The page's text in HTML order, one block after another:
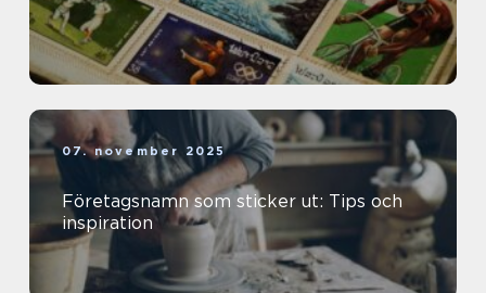
07. november 2025
Företagsnamn som sticker ut: Tips och
inspiration